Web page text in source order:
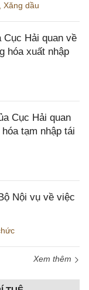
, Xăng dầu
Cục Hải quan về
hóa xuất nhập
Cục Hải quan
tạm nhập tái
Nội vụ về việc
Xem thêm